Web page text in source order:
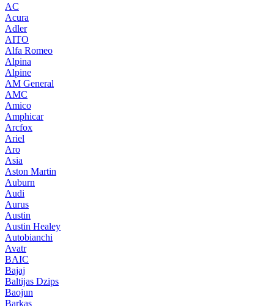
AC
Acura
Adler
AITO
Alfa Romeo
Alpina
Alpine
AM General
AMC
Amico
Amphicar
Arcfox
Ariel
Aro
Asia
Aston Martin
Auburn
Audi
Aurus
Austin
Austin Healey
Autobianchi
Avatr
BAIC
Bajaj
Baltijas Dzips
Baojun
Barkas